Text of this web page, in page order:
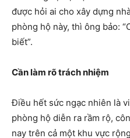
được hỏi ai cho xây dựng
phòng hộ này, thì ông bảo:
biết”.
Cần làm rõ trách nhiệm
Điều hết sức ngạc nhiên là
phòng hộ diễn ra rầm rộ,
nay trên cả một khu vực